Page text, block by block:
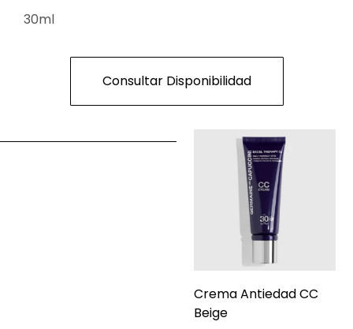
30ml
Consultar Disponibilidad
Crema Antiedad CC
Beige